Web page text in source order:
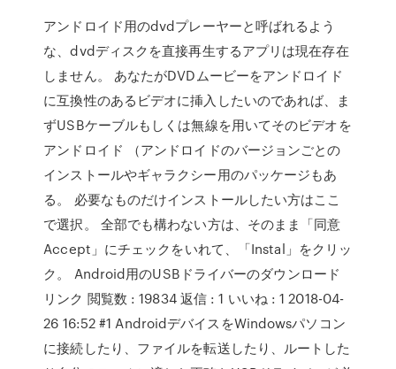
アンドロイド用のdvdプレーヤーと呼ばれるよう
な、dvdディスクを直接再生するアプリは現在存在
しません。 あなたがDVDムービーをアンドロイド
に互換性のあるビデオに挿入したいのであれば、ま
ずUSBケーブルもしくは無線を用いてそのビデオを
アンドロイド （アンドロイドのバージョンごとの
インストールやギャラクシー用のパッケージもあ
る。 必要なものだけインストールしたい方はここ
で選択。 全部でも構わない方は、そのまま「同意
Accept」にチェックをいれて、「Instal」をクリッ
ク。 Android用のUSBドライバーのダウンロード
リンク 閲覧数 : 19834 返信 : 1 いいね : 1 2018-04-
26 16:52 #1 AndroidデバイスをWindowsパソコン
に接続したり、ファイルを転送したり、ルートした